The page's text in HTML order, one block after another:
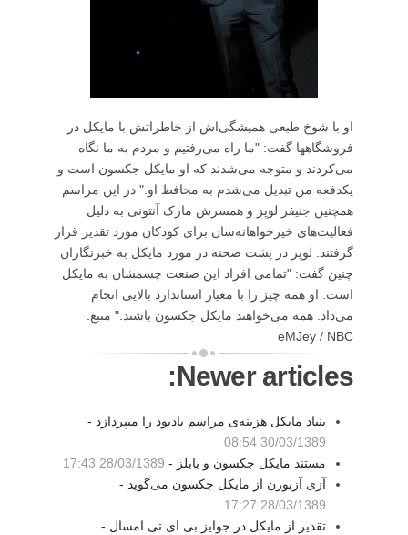
او با شوخ طبعی همیشگی‌اش از خاطراتش با مایکل در
فروشگاهها گفت: "ما راه می‌رفتیم و مردم به ما نگاه
می‌کردند و متوجه می‌شدند که او مایکل جکسون است و
یکدفعه من تبدیل می‌شدم به محافظ او." در این مراسم
همچنین جنیفر لوپز و همسرش مارک آنتونی به دلیل
فعالیت‌های خیرخواهانه‌شان برای کودکان مورد تقدیر قرار
گرفتند. لوپز در پشت صحنه در مورد مایکل به خبرنگاران
چنین گفت: "تمامی افراد این صنعت چشمشان به مایکل
است. او همه چیز را با معیار استاندارد بالایی انجام
می‌داد. همه می‌خواهند مایکل جکسون باشند." منبع:
eMJey / NBC
Newer articles:
بنیاد مایکل هزینه‌ی مراسم یادبود را میپردازد -
30/03/1389 08:54
مستند مایکل جکسون و بابلز - 28/03/1389 17:43
آزی آزبورن از مایکل جکسون می‌گوید -
28/03/1389 17:27
تقدیر از مایکل در جوایز بی ای تی امسال -